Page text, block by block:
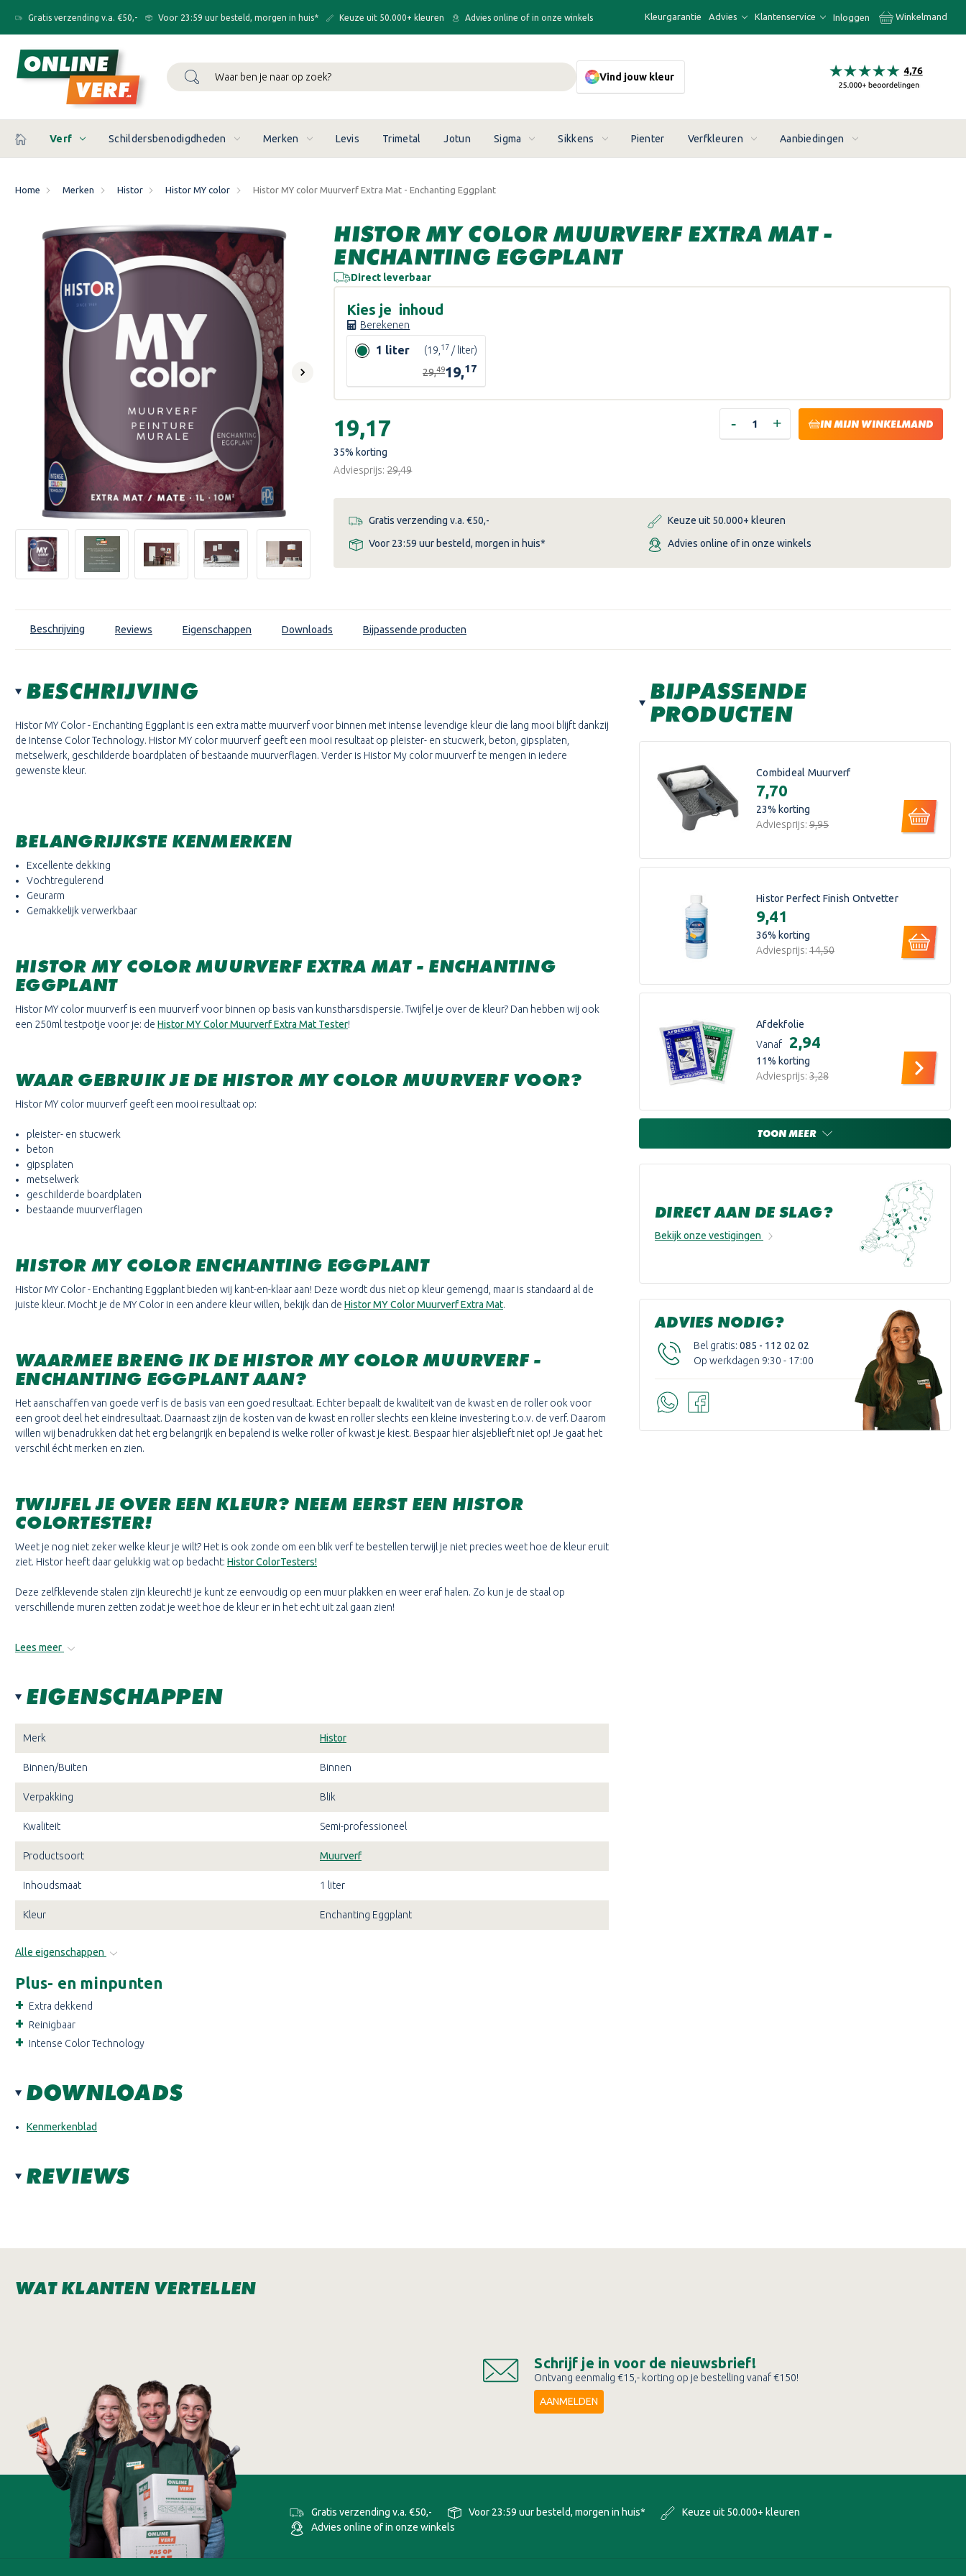
Gratis verzending v.a. €50,- Voor 23:59 uur besteld, morgen in huis* Keuze uit 50.000+ kleuren Advies online of in onze winkels Kleurgarantie Advies Klantenservice Inloggen Winkelmand
Zoeken
Vind jouw kleur
Verf Schildersbenodigdheden Merken Levis Trimetal Jotun Sigma Sikkens Pienter Verfkleuren Aanbiedingen
Home Merken Histor Histor MY color Histor MY color Muurverf Extra Mat - Enchanting Eggplant
Volgende
HISTOR MY COLOR MUURVERF EXTRA MAT -
ENCHANTING EGGPLANT
Direct leverbaar
Kies je inhoud
Berekenen
1 liter (19, 17 / liter)
29,4919,17
Huidige
€19,17
35% korting
Adviesprijs:€29,49
HOEVEELHEID
VAN
ENCHANTING
- HOEVEELHEID
VAN
ENCHANTING
+ IN MIJN WINKELMAND
Gratis verzending v.a. €50,-
Voor 23:59 uur besteld, morgen in huis*
Keuze uit 50.000+ kleuren
Advies online of in onze winkels
Beschrijving Reviews Eigenschappen Downloads Bijpassende producten
BESCHRIJVING
Histor MY Color - Enchanting Eggplant is een extra matte muurverf voor binnen met intense levendige kleur die lang mooi blijft dankzij
de Intense Color Technology. Histor MY color muurverf geeft een mooi resultaat op pleister- en stucwerk, beton, gipsplaten,
metselwerk, geschilderde boardplaten of bestaande muurverflagen. Verder is Histor My color muurverf te mengen in iedere
gewenste kleur.
BELANGRIJKSTE KENMERKEN
Excellente dekking
Vochtregulerend
Geurarm
Gemakkelijk verwerkbaar
HISTOR MY COLOR MUURVERF EXTRA MAT - ENCHANTING
EGGPLANT
Histor MY color muurverf is een muurverf voor binnen op basis van kunstharsdispersie. Twijfel je over de kleur? Dan hebben wij ook
een 250ml testpotje voor je: de Histor MY Color Muurverf Extra Mat Tester!
WAAR GEBRUIK JE DE HISTOR MY COLOR MUURVERF VOOR?
Histor MY color muurverf geeft een mooi resultaat op:
pleister- en stucwerk
beton
gipsplaten
metselwerk
geschilderde boardplaten
bestaande muurverflagen
HISTOR MY COLOR ENCHANTING EGGPLANT
Histor MY Color - Enchanting Eggplant bieden wij kant-en-klaar aan! Deze wordt dus niet op kleur gemengd, maar is standaard al de
juiste kleur. Mocht je de MY Color in een andere kleur willen, bekijk dan de Histor MY Color Muurverf Extra Mat.
WAARMEE BRENG IK DE HISTOR MY COLOR MUURVERF -
ENCHANTING EGGPLANTAAN?
Het aanschaffen van goede verf is de basis van een goed resultaat. Echter bepaalt de kwaliteit van de kwast en de roller ook voor
een groot deel het eindresultaat. Daarnaast zijn de kosten van de kwast en roller slechts een kleine investering t.o.v. de verf. Daarom
willen wij benadrukken dat het erg belangrijk en bepalend is welke roller of kwast je kiest. Bespaar hier alsjeblieft niet op! Je gaat het
verschil écht merken en zien.
TWIJFEL JE OVER EEN KLEUR? NEEM EERST EEN HISTOR
COLORTESTER!
Weet je nog niet zeker welke kleur je wilt? Het is ook zonde om een blik verf te bestellen terwijl je niet precies weet hoe de kleur eruit
ziet. Histor heeft daar gelukkig wat op bedacht: Histor ColorTesters!
Deze zelfklevende stalen zijn kleurecht! je kunt ze eenvoudig op een muur plakken en weer eraf halen. Zo kun je de staal op
verschillende muren zetten zodat je weet hoe de kleur er in het echt uit zal gaan zien!
Lees meer
EIGENSCHAPPEN
Merk Histor
Binnen/Buiten Binnen
Verpakking Blik
Kwaliteit Semi-professioneel
Productsoort Muurverf
Inhoudsmaat 1 liter
Kleur Enchanting Eggplant
Alle eigenschappen
Plus- en minpunten
Extra dekkend
Reinigbaar
Intense Color Technology
DOWNLOADS
Kenmerkenblad
REVIEWS
BIJPASSENDE
PRODUCTEN
Combideal Muurverf
€7,70
23% korting
Adviesprijs: €9,95
Histor Perfect Finish Ontvetter
€9,41
36% korting
Adviesprijs: €14,50
Afdekfolie
Vanaf
€2,94
11% korting
Adviesprijs: €3,28
TOON MEER
DIRECT AAN DE SLAG?
Bekijk onze vestigingen
ADVIES NODIG?
Bel gratis: 085 - 112 02 02
Op werkdagen 9:30 - 17:00
WAT KLANTEN VERTELLEN
Schrijf je in voor de nieuwsbrief!
Ontvang eenmalig €15,- korting op je bestelling vanaf €150!
AANMELDEN
Gratis verzending v.a. €50,- Voor 23:59 uur besteld, morgen in huis*
Keuze uit 50.000+ kleuren
Advies online of in onze winkels